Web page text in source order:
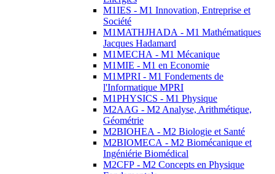
M1IES - M1 Innovation, Entreprise et
Société
M1MATHJHADA - M1 Mathématiques
Jacques Hadamard
M1MECHA - M1 Mécanique
M1MIE - M1 en Economie
M1MPRI - M1 Fondements de
l'Informatique MPRI
M1PHYSICS - M1 Physique
M2AAG - M2 Analyse, Arithmétique,
Géométrie
M2BIOHEA - M2 Biologie et Santé
M2BIOMECA - M2 Biomécanique et
Ingéniérie Biomédical
M2CFP - M2 Concepts en Physique